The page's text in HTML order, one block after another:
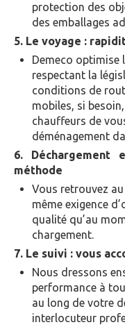
protection des
des emballages
5. Le voyage :
Demeco optimise
respectant la
conditions de
mobiles, si
chauffeurs de
déménagement
6.
méthode
Vous retrouvez
même exigence
qualité qu’au
chargement.
7. Le suivi : vous
Nous dressons
performance à
au long de votre
interlocuteur